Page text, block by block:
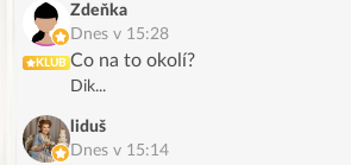
KLUB
Zdeňka
Dnes v 15:28
Co na to okolí?
Dik...
liduš
Dnes v 15:14